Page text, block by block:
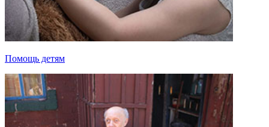
Помощь детям